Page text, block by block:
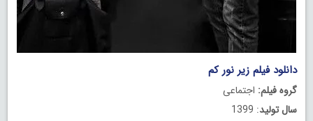
دانلود فیلم زیر نور کم
گروه فیلم: اجتماعی
سال تولید: 1399